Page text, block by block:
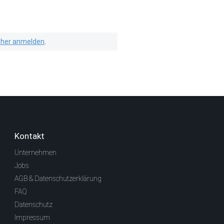
anmelden
Kontakt
Unternehmen
Jobs
AGB & Datenschutzerklärung
FAQ
Datenschutz
Impressum